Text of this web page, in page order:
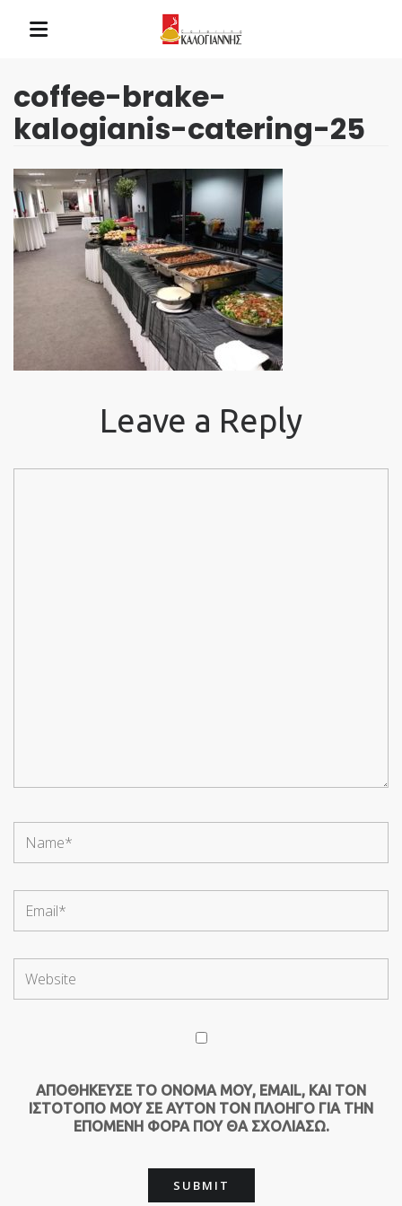
coffee-brake-
kalogianis-catering-25
Leave a Reply
ΑΠΟΘΉΚΕΥΣΕ ΤΟ ΌΝΟΜΆ ΜΟΥ, EMAIL, ΚΑΙ ΤΟΝ
ΙΣΤΌΤΟΠΟ ΜΟΥ ΣΕ ΑΥΤΌΝ ΤΟΝ ΠΛΟΗΓΌ ΓΙΑ ΤΗΝ
ΕΠΌΜΕΝΗ ΦΟΡΆ ΠΟΥ ΘΑ ΣΧΟΛΙΆΣΩ.